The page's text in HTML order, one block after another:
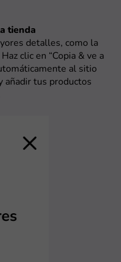
tienda
detalles, como la
clic en “Copia & ve a
al sitio
añadir tus productos